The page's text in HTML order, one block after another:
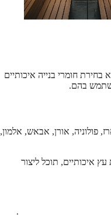
חומרי בנייה איכותיים
בהם.
פולוניה, אורן, אבאש, אלמון,
איכותיים, תוכל ליצור